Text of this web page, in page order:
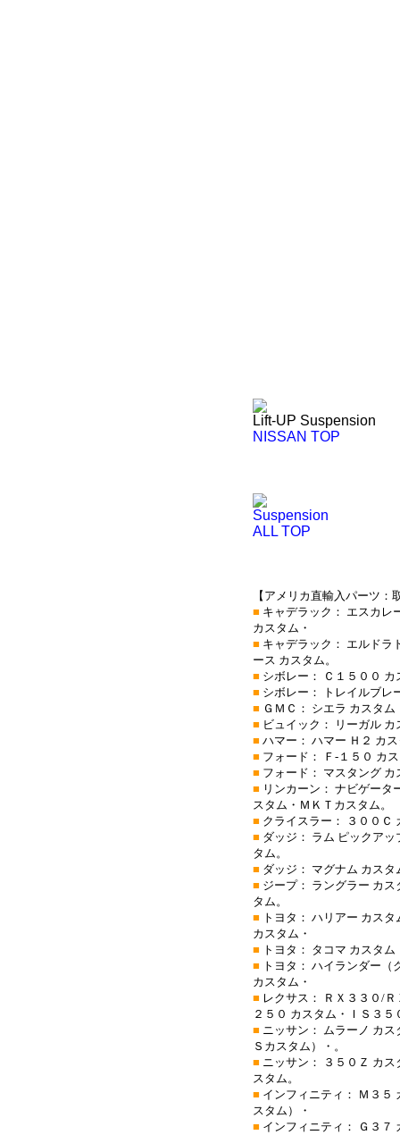
Lift-UP Suspension
NISSAN TOP
Suspension
ALL TOP
【アメリカ直輸入パーツ：
■ キャデラック： エスカレ
カスタム・
■ キャデラック： エルドラ
ース カスタム。
■ シボレー： Ｃ１５００
■ シボレー： トレイルブレ
■ ＧＭＣ： シエラ カスタ
■ ビュイック： リーガル
■ ハマー： ハマー Ｈ２ カ
■ フォード： Ｆ-１５０ カ
■ フォード： マスタング
■ リンカーン： ナビゲータ
スタム・ＭＫＴカスタム。
■ クライスラー： ３００Ｃ
■ ダッジ： ラム ピックア
タム。
■ ダッジ： マグナム カス
■ ジープ： ラングラー カ
タム。
■ トヨタ： ハリアー カス
カスタム・
■ トヨタ： タコマ カスタ
■ トヨタ： ハイランダー
カスタム・
■ レクサス： ＲＸ３３０/
２５０ カスタム・ＩＳ３５
■ ニッサン： ムラーノ カ
Ｓカスタム）・。
■ ニッサン： ３５０Ｚ カ
スタム。
■ インフィニティ： Ｍ３５
スタム）・
■ インフィニティ： Ｇ３７